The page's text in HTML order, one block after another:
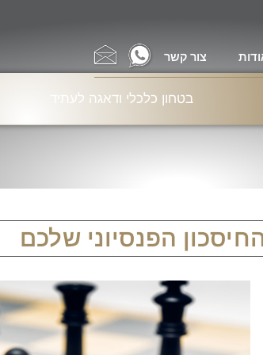
צור קשר
בטחון כלכלי ודאגה לעתיד
הפנסיוני שלכם